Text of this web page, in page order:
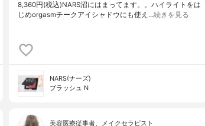
8,360円(税込)NARS沼にはまってます。。ハイライトをは
じめorgasmチークアイシャドウにも使え…続きを見る
NARS(ナーズ)
ブラッシュ N
美容医療従事者、メイクセラピスト